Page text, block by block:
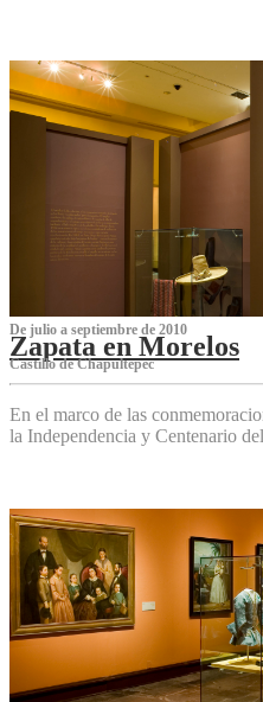
De julio a septiembre de 2010
Zapata en Morelos
Castillo de Chapultepec
En el marco de las
la Independencia y Centenario